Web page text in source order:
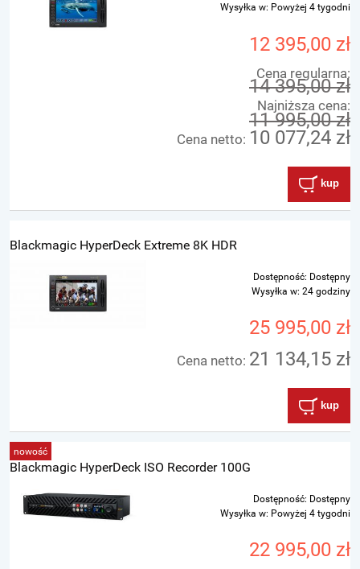
Wysyłka w: Powyżej 4 tygodni
12 395,00 zł
Cena regularna:
14 395,00 zł
Najniższa cena:
11 995,00 zł
Cena netto: 10 077,24 zł
kup
Blackmagic HyperDeck Extreme 8K HDR
Dostępność: Dostępny
Wysyłka w: 24 godziny
25 995,00 zł
Cena netto: 21 134,15 zł
kup
Blackmagic HyperDeck ISO Recorder 100G
Dostępność: Dostępny
Wysyłka w: Powyżej 4 tygodni
22 995,00 zł
nowość